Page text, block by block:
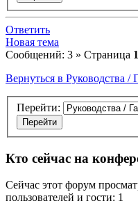
Ответить
Новая тема
Сообщений: 3 » Страница 1
Вернуться в Руководства /
Перейти:
Кто сейчас на
Сейчас этот форум
пользователей и гости: 1